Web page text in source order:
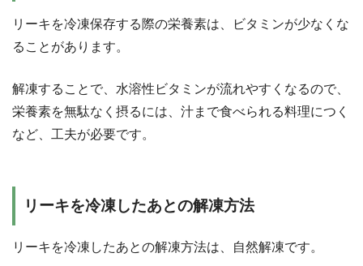
リーキを冷凍保存する際の栄養素は、ビタミンが少なくな
ることがあります。
解凍することで、水溶性ビタミンが流れやすくなるので、
栄養素を無駄なく摂るには、汁まで食べられる料理につく
など、工夫が必要です。
リーキを冷凍したあとの解凍方法
リーキを冷凍したあとの解凍方法は、自然解凍です。